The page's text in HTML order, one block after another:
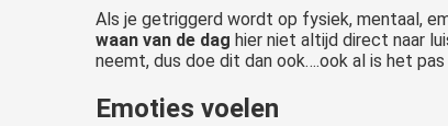
Als je getriggerd wordt op fysiek, mentaal,
waan van de dag hier niet altijd direct naar
neemt, dus doe dit dan ook….ook al is het
Emoties voelen